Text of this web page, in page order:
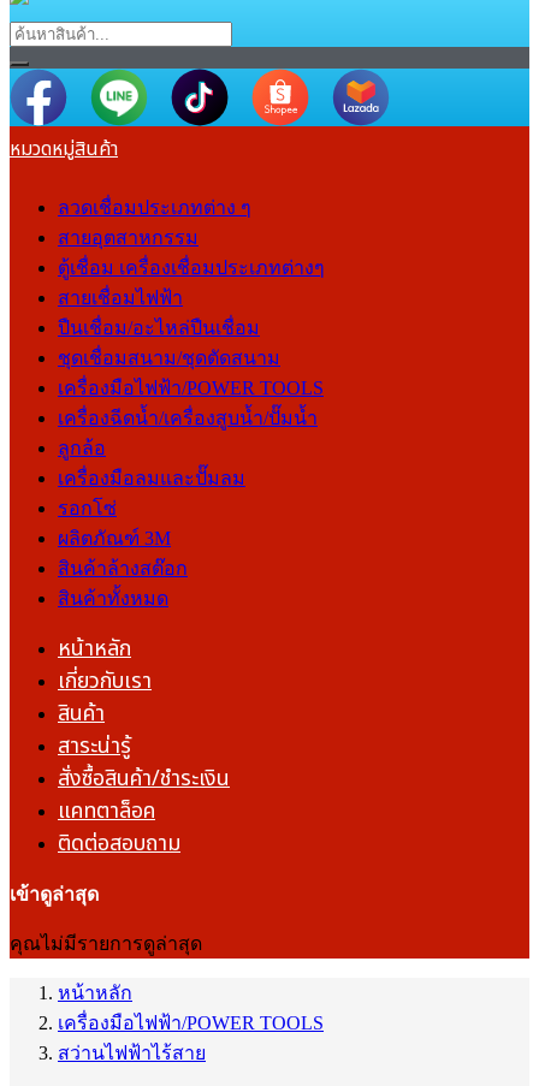
หมวดหมู่สินค้า
ลวดเชื่อมประเภทต่าง ๆ
สายอุตสาหกรรม
ตู้เชื่อม เครื่องเชื่อมประเภทต่างๆ
สายเชื่อมไฟฟ้า
ปืนเชื่อม/อะไหล่ปืนเชื่อม
ชุดเชื่อมสนาม/ชุดตัดสนาม
เครื่องมือไฟฟ้า/POWER TOOLS
เครื่องฉีดน้ำ/เครื่องสูบน้ำ/ปั๊มน้ำ
ลูกล้อ
เครื่องมือลมและปั๊มลม
รอกโซ่
ผลิตภัณฑ์ 3M
สินค้าล้างสต๊อก
สินค้าทั้งหมด
หน้าหลัก
เกี่ยวกับเรา
สินค้า
สาระน่ารู้
สั่งซื้อสินค้า/ชำระเงิน
แคทตาล็อค
ติดต่อสอบถาม
เข้าดูล่าสุด
คุณไม่มีรายการดูล่าสุด
หน้าหลัก
เครื่องมือไฟฟ้า/POWER TOOLS
สว่านไฟฟ้าไร้สาย